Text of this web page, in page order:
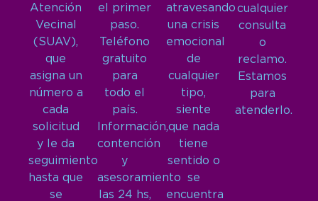
Atención
Vecinal
(SUAV),
que
asigna un
número a
cada
solicitud
y le da
seguimiento
hasta que
se
el primer
paso.
Teléfono
gratuito
para
todo el
país.
Información,
contención
y
asesoramiento
las 24 hs,
atravesando
una crisis
emocional
de
cualquier
tipo,
siente
que nada
tiene
sentido o
se
encuentra
cualquier
consulta
o
reclamo.
Estamos
para
atenderlo.